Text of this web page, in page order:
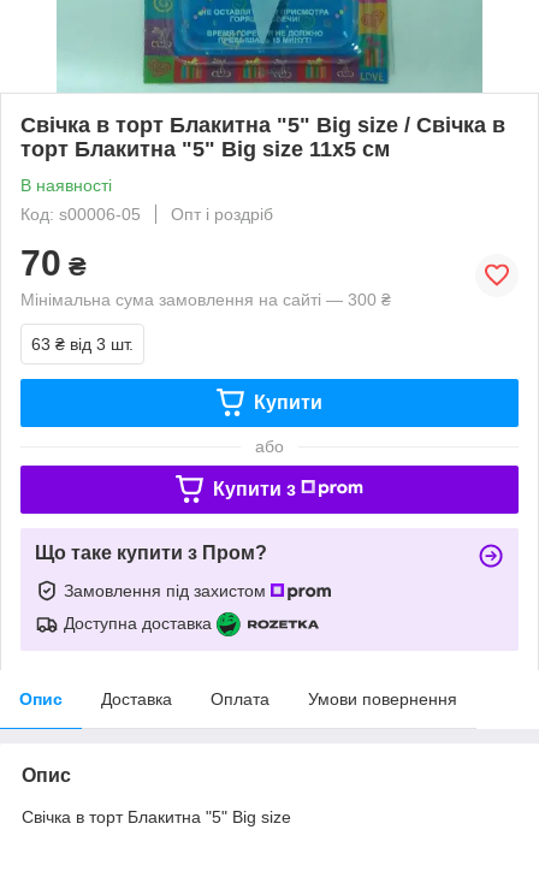
Свічка в торт Блакитна "5" Big size / Свічка в
торт Блакитна "5" Big size 11x5 см
В наявності
Код: s00006-05
Опт і роздріб
70 ₴
Мінімальна сума замовлення на сайті — 300 ₴
63 ₴ від 3 шт.
Купити
або
Купити з
Що таке купити з Пром?
Замовлення під захистом
Доступна доставка
Опис Доставка Оплата Умови повернення
Опис
Свічка в торт Блакитна "5" Big size